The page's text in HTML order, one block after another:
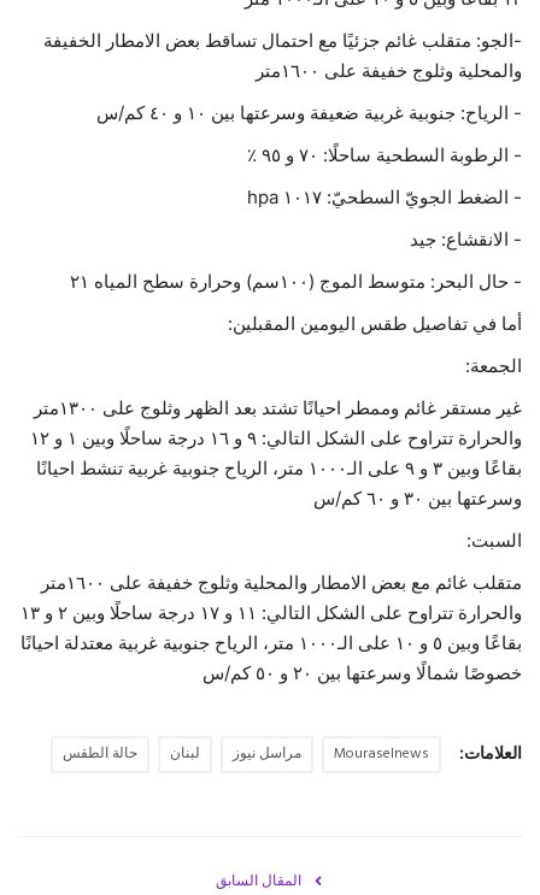
-الجو: متقلب غائم جزئيًا مع احتمال تساقط بعض الامطار الخفيفة
والمحلية وثلوج خفيفة على ١٦٠٠متر
- الرياح: جنوبية غربية ضعيفة وسرعتها بين ١٠ و ٤٠ كم/س
- الرطوبة السطحية ساحلًا: ٧٠ و ٩٥ ٪؜
- الضغط الجويّ السطحيّ: ١٠١٧ hpa
- الانقشاع: جيد
- حال البحر: متوسط الموج (١٠٠سم) وحرارة سطح المياه ٢١
أما في تفاصيل طقس اليومين المقبلين:
الجمعة:
غير مستقر غائم وممطر احيانًا تشتد بعد الظهر وثلوج على ١٣٠٠متر
والحرارة تتراوح على الشكل التالي: ٩ و ١٦ درجة ساحلًا وبين ١ و ١٢
بقاعًا وبين ٣ و ٩ على الـ١٠٠٠ متر، الرياح جنوبية غربية تنشط احيانًا
وسرعتها بين ٣٠ و ٦٠ كم/س
السبت:
متقلب غائم مع بعض الامطار والمحلية وثلوج خفيفة على ١٦٠٠متر
والحرارة تتراوح على الشكل التالي: ١١ و ١٧ درجة ساحلًا وبين ٢ و ١٣
بقاعًا وبين ٥ و ١٠ على الـ١٠٠٠ متر، الرياح جنوبية غربية معتدلة احيانًا
خصوصًا شمالًا وسرعتها بين ٢٠ و ٥٠ كم/س
العلامات: Mouraselnews مراسل نيوز لبنان حالة الطقس
المقال السابق